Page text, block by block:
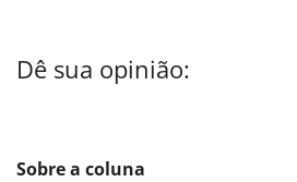
Dê sua opinião:
Sobre a coluna